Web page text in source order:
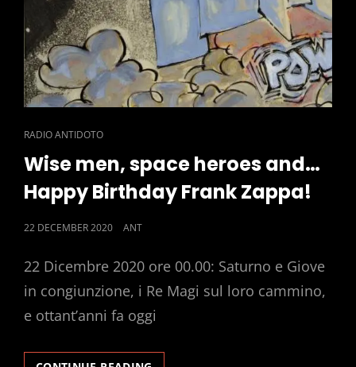
CAT
LINKS
RADIO ANTIDOTO
Wise men, space heroes and…
Happy Birthday Frank Zappa!
POSTED
22 DECEMBER 2020 ANT
22 Dicembre 2020 ore 00.00: Saturno e Giove
in congiunzione, i Re Magi sul loro cammino,
e ottant’anni fa oggi